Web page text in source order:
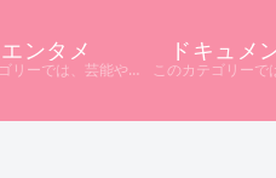
エンタメ
このカテゴリーでは、芸能やエンタメに関するニュースをまとめています。 テレビや配信サービス、SNSなど多様な情報源から話題をピックアップ。 ニュース記事だけでは分からない背景や疑問点を深掘りし、分かりやすく解説しています。
ドキュメ